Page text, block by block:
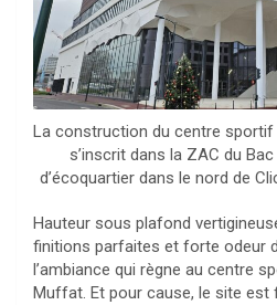
La construction du centre
s’inscrit dans la ZAC du
d’écoquartier dans le nord de
Hauteur sous plafond
finitions parfaites et forte odeur
l’ambiance qui règne au centre
Muffat. Et pour cause, le site est